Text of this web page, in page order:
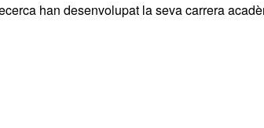
han desenvolupat la seva carrera